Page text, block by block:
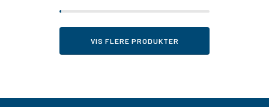
VIS FLERE PRODUKTER